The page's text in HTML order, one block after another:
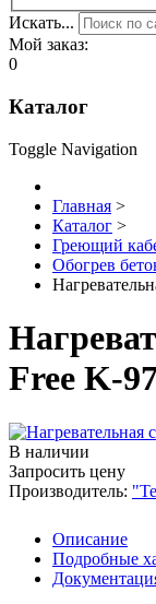
Искать...
Мой заказ:
0
Каталог
Toggle Navigation
Главная >
Каталог >
Греющий
Обогрев
Free K-
В наличии
Запросить цену
Производитель:
Описание
Подробные